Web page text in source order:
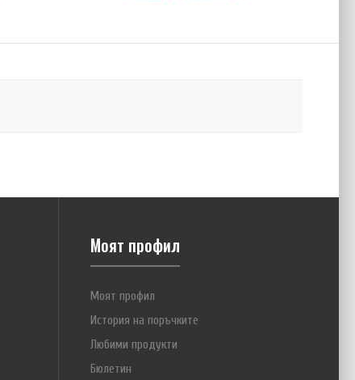
Моят профил
Моят профил
История на поръчките
Любими продукти
Бюлетин